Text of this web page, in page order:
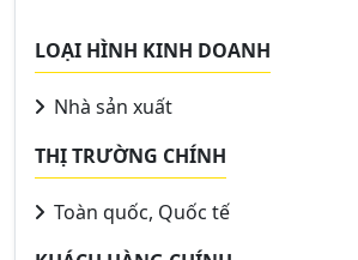
LOẠI HÌNH KINH DOANH
Nhà sản xuất
THỊ TRƯỜNG CHÍNH
Toàn quốc, Quốc tế